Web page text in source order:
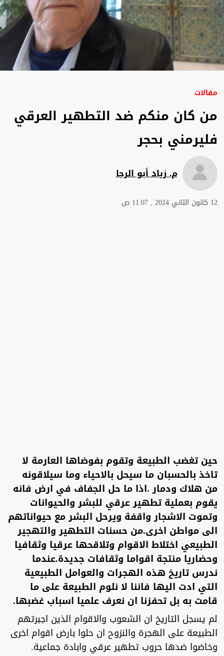
مقالات
من كان منكم ضد التطهير العرقي
فليرمني بحجر
م. زياد أبو الرجا
12 كانون الثاني 2024 , 11:07 ص
حين تغضب الطبيعة وتقوم بفوضاها العارمة لا
تاخذ بالحسبان ما سيحل بالاحياء وما سيلاقونه
من هلاك ودمار .اذا ما حل الجفاف في ارض فانه
يقوم بعملية تطهير عرقي للبشر والحيوانات
وتموت الاشجار واقفة ويرحل البشر مع حيواناتهم
الى مواطن اخرى.من حسنات التطهير والتهجير
الطبيعي اختلاط الاقوام وتلاقحها عرقيا وثقافيا
وحضاريا منتجة اقواما وثقافات جديدة.عندما
ندرس تاريخ هذه الهجرات والعوامل الطبيعية
التي ادت اليها فاننا لا نلوم الطبيعة على ما
قامت به بل تحفزنا ان نعرف علميا اسباب غضبها.
لم يسجل التاريخ ان الشعوب والاقوام الذين اجبرتهم
الطبيعة على الهجرة والنزوح ان حلوا بارض اقوام اخرى
وخاضوا ضدها حروب تطهير عرقي وابادة جماعية.